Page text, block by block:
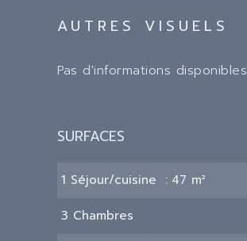
AUTRES VISUELS
Pas d'informations disponibles
SURFACES
1 Séjour/cuisine 47 m²
3 Chambres